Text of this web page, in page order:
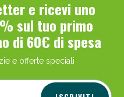
e ricevi uno
sul tuo primo
di 60€ di spesa
e offerte speciali